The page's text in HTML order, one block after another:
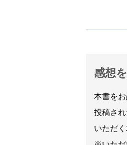
感想
本書を
投稿さ
いただく